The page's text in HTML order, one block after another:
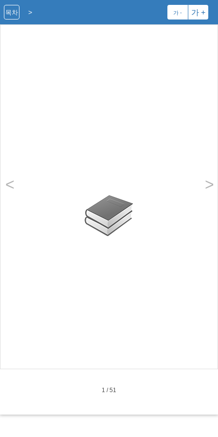
> 가 - 가 +
목차
< >
1 /51